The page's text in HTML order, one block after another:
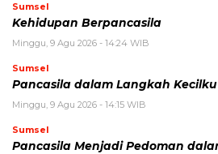
Sumsel
Kehidupan Berpancasila
Minggu, 9 Agu 2026 - 14:24 WIB
Sumsel
Pancasila dalam Langkah Kecilku
Minggu, 9 Agu 2026 - 14:15 WIB
Sumsel
Pancasila Menjadi Pedoman